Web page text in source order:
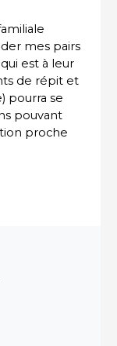
mes pairs
est à leur
de répit et
pourra se
pouvant
proche